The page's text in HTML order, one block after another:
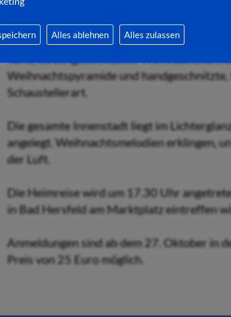
Alles ablehnen Alles zulassen
Kulisse für eine stimmungsvolle
Traditionelles Handwerk und Thüringer
hohe, kerzengeschmückte
Weihnachtspyramide und
Schaustellerart.
Die gesamte Innenstadt liegt im
angelegt. Weihnachtsmelodien erklingen,
der Luft.
Die Heimreise wird um 17.30 Uhr
in Bad Hersfeld am Marktplatz eintreffen
Anmeldungen sind ab dem 27. Oktober in
Preis von 25 Euro möglich.